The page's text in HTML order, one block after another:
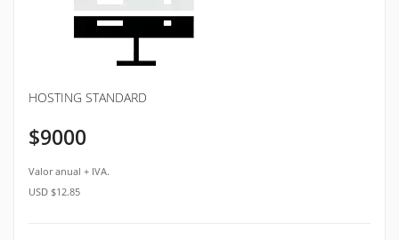
HOSTING STANDARD
$9000
Valor anual + IVA.
USD $12.85